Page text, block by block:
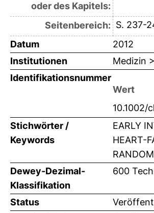
oder des Kapitels:
Seitenbereich: S. 237-
Datum
2012
Institutionen
Medizin
Identifikationsnummer
Wert
10.1002/
Stichwörter /
Keywords
EARLY
HEART-
Dewey-Dezimal-
Klassifikation
600
Status